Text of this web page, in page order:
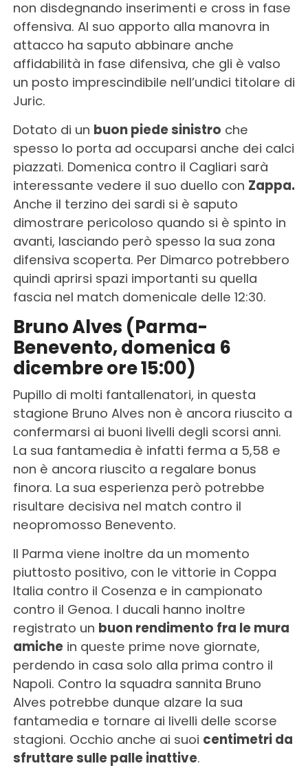
non disdegnando inserimenti e cross in fase
offensiva. Al suo apporto alla manovra in
attacco ha saputo abbinare anche
affidabilità in fase difensiva, che gli è valso
un posto imprescindibile nell’undici titolare di
Juric.
Dotato di un buon piede sinistro che
spesso lo porta ad occuparsi anche dei calci
piazzati. Domenica contro il Cagliari sarà
interessante vedere il suo duello con Zappa.
Anche il terzino dei sardi si è saputo
dimostrare pericoloso quando si è spinto in
avanti, lasciando però spesso la sua zona
difensiva scoperta. Per Dimarco potrebbero
quindi aprirsi spazi importanti su quella
fascia nel match domenicale delle 12:30.
Bruno Alves (Parma-
Benevento, domenica 6
dicembre ore 15:00)
Pupillo di molti fantallenatori, in questa
stagione Bruno Alves non è ancora riuscito a
confermarsi ai buoni livelli degli scorsi anni.
La sua fantamedia è infatti ferma a 5,58 e
non è ancora riuscito a regalare bonus
finora. La sua esperienza però potrebbe
risultare decisiva nel match contro il
neopromosso Benevento.
Il Parma viene inoltre da un momento
piuttosto positivo, con le vittorie in Coppa
Italia contro il Cosenza e in campionato
contro il Genoa. I ducali hanno inoltre
registrato un buon rendimento fra le mura
amichein queste prime nove giornate,
perdendo in casa solo alla prima contro il
Napoli. Contro la squadra sannita Bruno
Alves potrebbe dunque alzare la sua
fantamedia e tornare ai livelli delle scorse
stagioni. Occhio anche ai suoi centimetri da
sfruttare sulle palle inattive.